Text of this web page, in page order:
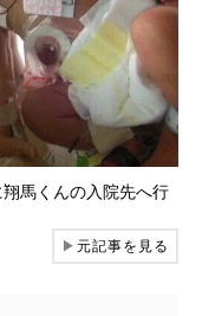
馬くんの入院先へ行
▶元記事を見る